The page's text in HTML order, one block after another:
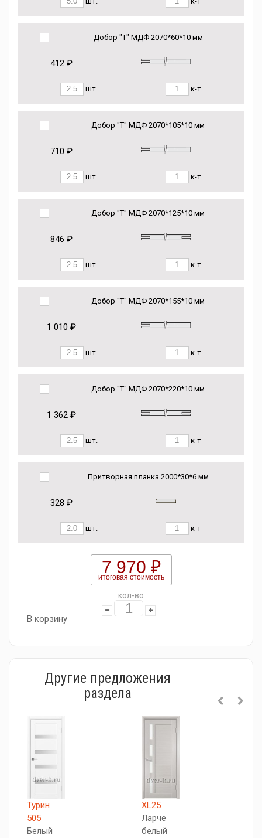
Добор "Т" МДФ 2070*60*10 мм
412 ₽
шт. к-т
Добор "Т" МДФ 2070*105*10 мм
710 ₽
шт. к-т
Добор "Т" МДФ 2070*125*10 мм
846 ₽
шт. к-т
Добор "Т" МДФ 2070*155*10 мм
1 010 ₽
шт. к-т
Добор "Т" МДФ 2070*220*10 мм
1 362 ₽
шт. к-т
Притворная планка 2000*30*6 мм
328 ₽
шт. к-т
7 970 ₽
итоговая стоимость
кол-во
В корзину
Другие предложения
раздела
Турин
505
Белый
XL25
Ларче
белый